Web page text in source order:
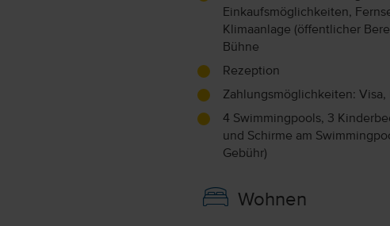
Einkaufsmöglichkeiten,
Klimaanlage (öffentlicher
Bühne
Rezeption
Zahlungsmöglichkeiten: Visa,
4 Swimmingpools, 3
und Schirme am
Gebühr)
Wohnen